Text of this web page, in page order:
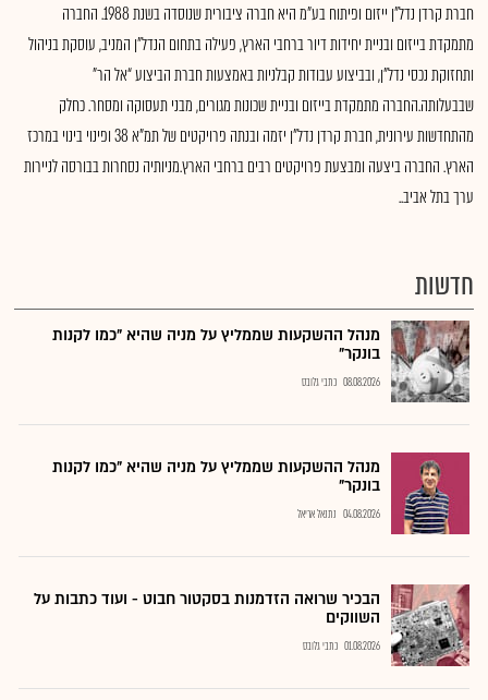
חברת קרדן נדל"ן ייזום ופיתוח בע"מ היא חברה ציבורית שנוסדה בשנת 1988. החברה
מתמקדת בייזום ובניית יחידות דיור ברחבי הארץ, פעילה בתחום הנדל"ן המניב, עוסקת בניהול
ותחזוקת נכסי נדל"ן, ובביצוע עבודות קבלניות באמצעות חברת הביצוע “אל הר”
שבבעלותה.החברה מתמקדת בייזום ובניית שכונות מגורים, מבני תעסוקה ומסחר. כחלק
מהתחדשות עירונית, חברת קרדן נדל"ן יזמה ובנתה פרויקטים של תמ"א 38 ופינוי בינוי במרכז
הארץ. החברה ביצעה ומבצעת פרויקטים רבים ברחבי הארץ.מניותיה נסחרות בבורסה לניירות
ערך בתל אביב..
חדשות
מנהל ההשקעות שממליץ על מניה שהיא "כמו לקנות
בונקר"
08.08.2026 כתבי גלובס
מנהל ההשקעות שממליץ על מניה שהיא "כמו לקנות
בונקר"
04.08.2026 נתנאל אריאל
הבכיר שרואה הזדמנות בסקטור חבוט - ועוד כתבות על
השווקים
01.08.2026 כתבי גלובס